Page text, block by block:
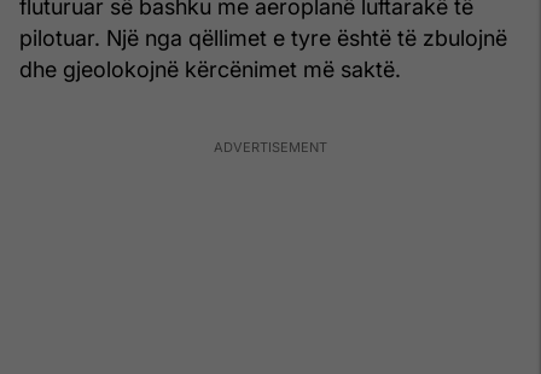
fluturuar së bashku me aeroplanë luftarakë të
pilotuar. Një nga qëllimet e tyre është të zbulojnë
dhe gjeolokojnë kërcënimet më saktë.